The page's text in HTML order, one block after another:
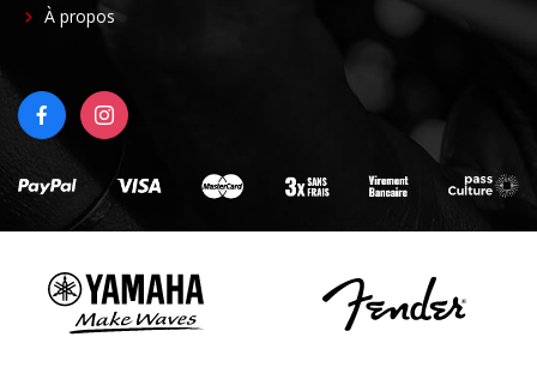
FOOTER
À propos
FACEBOOKINSTAGRAM